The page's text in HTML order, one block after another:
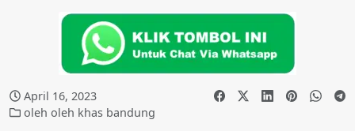
April 16, 2023
oleh oleh khas bandung